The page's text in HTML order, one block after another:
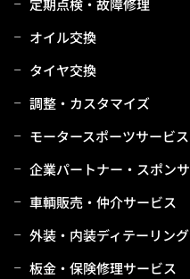
定期点検・故障修理
オイル交換
タイヤ交換
調整・カスタマイズ
モータースポーツサービス
企業パートナー・スポン
⾞輌販売・仲介サービス
外装・内装ディテーリン
板⾦・保険修理サービス